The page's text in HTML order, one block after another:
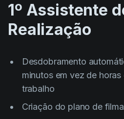
Filmustage news
Gaming
IP Development
Legal
1º Assistente
Realização
Desdobramento
minutos em vez de horas
trabalho
Criação do plano de